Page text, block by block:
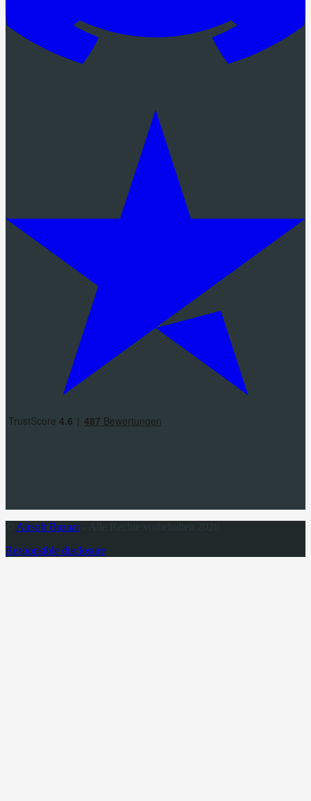
Airsoft Bazaar- Alle Rechte vorbehalten 2026
Responsible disclosure